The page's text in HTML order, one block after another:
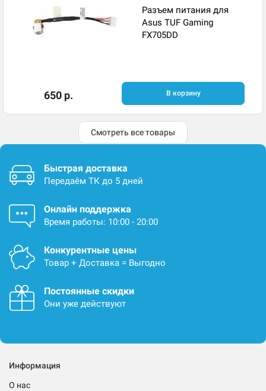
Разъем питания для
Asus TUF Gaming
FX705DD
650 р. В корзину
Смотреть все товары
Быстрая доставка
Передаём ТК до 5 дней
Онлайн поддержка
Время работы: 10:00 - 20:00
Конкурентные цены
Товар + Доставка = Выгодно
Постоянные скидки
Они уже действуют
Информация
О нас